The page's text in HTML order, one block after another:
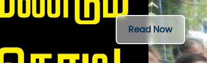
Read Now